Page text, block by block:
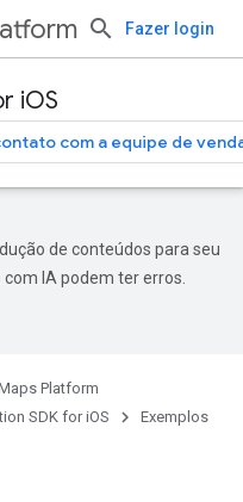
Fazer login
iOS
com a equipe de
de conteúdos para seu
IA podem ter erros.
Platform
SDK for iOS Exemplos